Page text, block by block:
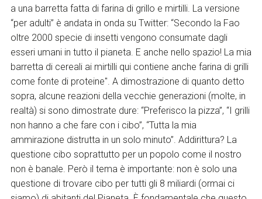
a una barretta fatta di farina di grillo e mirtilli. La versione
“per adulti” è andata in onda su Twitter: “Secondo la Fao
oltre 2000 specie di insetti vengono consumate dagli
esseri umani in tutto il pianeta. E anche nello spazio! La mia
barretta di cereali ai mirtilli qui contiene anche farina di grilli
come fonte di proteine". A dimostrazione di quanto detto
sopra, alcune reazioni della vecchie generazioni (molte, in
realtà) si sono dimostrate dure: “Preferisco la pizza”, “I grilli
non hanno a che fare con i cibo”, “Tutta la mia
ammirazione distrutta in un solo minuto”. Addirittura? La
questione cibo soprattutto per un popolo come il nostro
non è banale. Però il tema è importante: non è solo una
questione di trovare cibo per tutti gli 8 miliardi (ormai ci